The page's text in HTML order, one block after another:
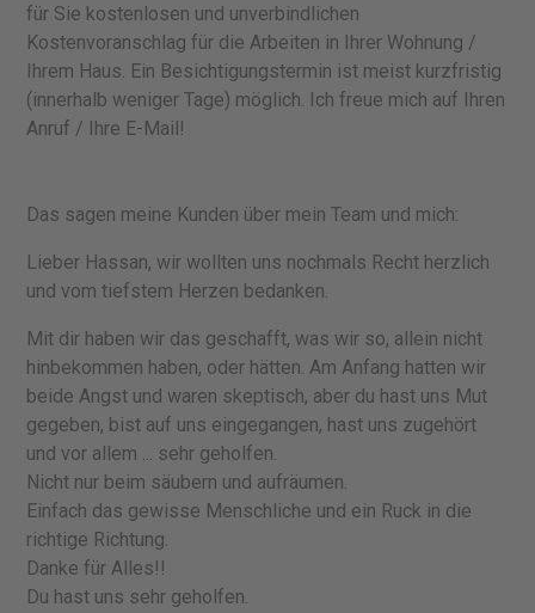
für Sie kostenlosen und unverbindlichen
Kostenvoranschlag für die Arbeiten in Ihrer Wohnung /
Ihrem Haus. Ein Besichtigungstermin ist meist kurzfristig
(innerhalb weniger Tage) möglich. Ich freue mich auf Ihren
Anruf / Ihre E-Mail!
Das sagen meine Kunden über mein Team und mich:
Lieber Hassan, wir wollten uns nochmals Recht herzlich
und vom tiefstem Herzen bedanken.
Mit dir haben wir das geschafft, was wir so, allein nicht
hinbekommen haben, oder hätten. Am Anfang hatten wir
beide Angst und waren skeptisch, aber du hast uns Mut
gegeben, bist auf uns eingegangen, hast uns zugehört
und vor allem ... sehr geholfen.
Nicht nur beim säubern und aufräumen.
Einfach das gewisse Menschliche und ein Ruck in die
richtige Richtung.
Danke für Alles!!
Du hast uns sehr geholfen.